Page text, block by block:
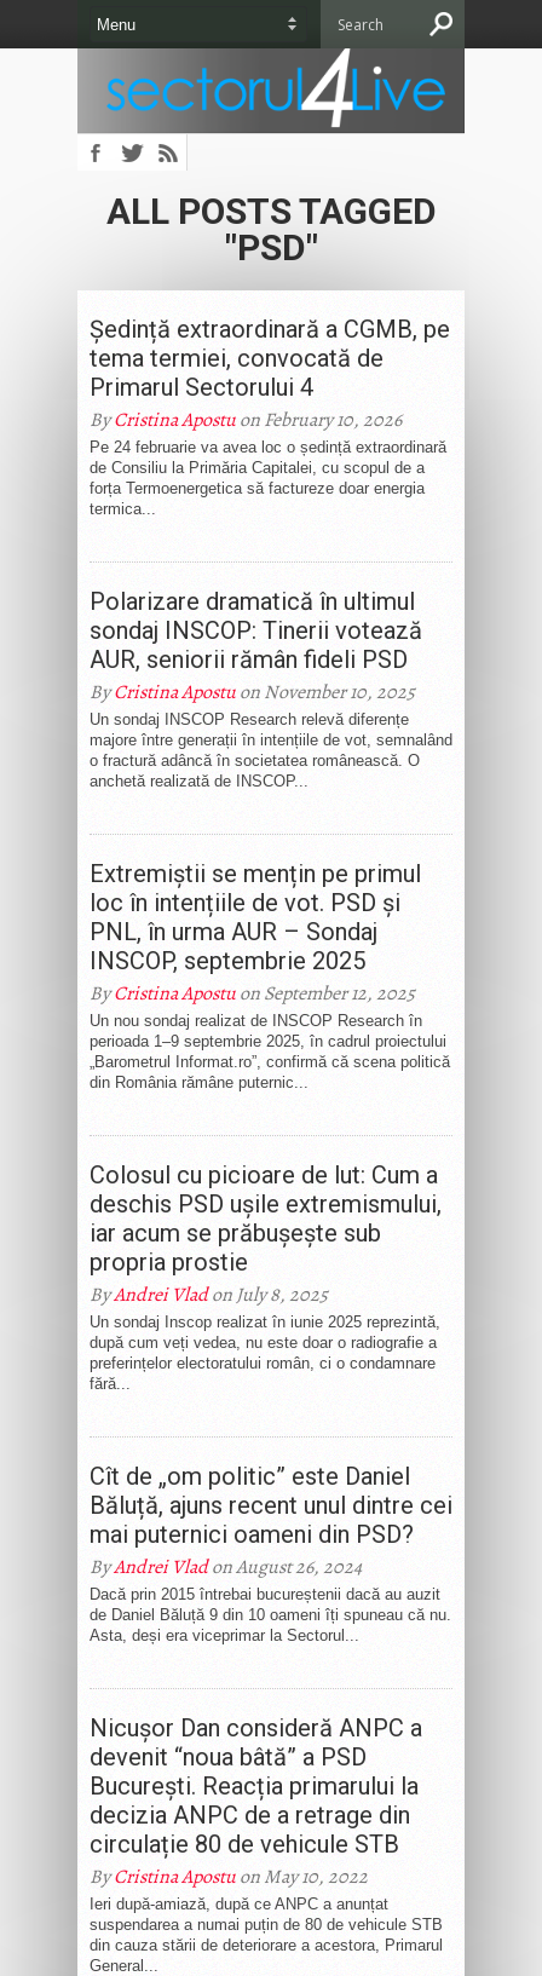
ALL POSTS TAGGED
"PSD"
Ședință extraordinară a CGMB, pe
tema termiei, convocată de
Primarul Sectorului 4
ByCristina Apostuon February 10, 2026
Pe 24 februarie va avea loc o ședință extraordinară
de Consiliu la Primăria Capitalei, cu scopul de a
forța Termoenergetica să factureze doar energia
termica...
Polarizare dramatică în ultimul
sondaj INSCOP: Tinerii votează
AUR, seniorii rămân fideli PSD
ByCristina Apostuon November 10, 2025
Un sondaj INSCOP Research relevă diferențe
majore între generații în intențiile de vot, semnalând
o fractură adâncă în societatea românească. O
anchetă realizată de INSCOP...
Extremiștii se mențin pe primul
loc în intențiile de vot. PSD și
PNL, în urma AUR – Sondaj
INSCOP, septembrie 2025
ByCristina Apostuon September 12, 2025
Un nou sondaj realizat de INSCOP Research în
perioada 1–9 septembrie 2025, în cadrul proiectului
„Barometrul Informat.ro”, confirmă că scena politică
din România rămâne puternic...
Colosul cu picioare de lut: Cum a
deschis PSD ușile extremismului,
iar acum se prăbușește sub
propria prostie
ByAndrei Vladon July 8, 2025
Un sondaj Inscop realizat în iunie 2025 reprezintă,
după cum veți vedea, nu este doar o radiografie a
preferințelor electoratului român, ci o condamnare
fără...
Cît de „om politic” este Daniel
Băluță, ajuns recent unul dintre cei
mai puternici oameni din PSD?
ByAndrei Vladon August 26, 2024
Dacă prin 2015 întrebai bucureștenii dacă au auzit
de Daniel Băluță 9 din 10 oameni îți spuneau că nu.
Asta, deși era viceprimar la Sectorul...
Nicușor Dan consideră ANPC a
devenit “noua bâtă” a PSD
București. Reacția primarului la
decizia ANPC de a retrage din
circulație 80 de vehicule STB
ByCristina Apostuon May 10, 2022
Ieri după-amiază, după ce ANPC a anunțat
suspendarea a numai puțin de 80 de vehicule STB
din cauza stării de deteriorare a acestora, Primarul
General...